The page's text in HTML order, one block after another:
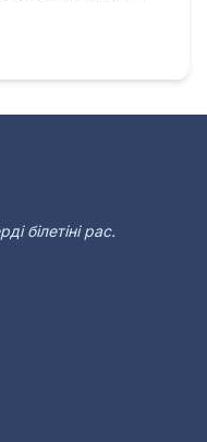
білетіні рас.